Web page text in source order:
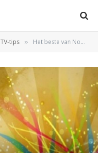
TV-tips » Het beste van North Sea Jazz